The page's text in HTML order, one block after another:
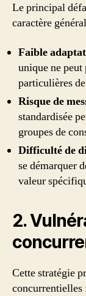
Le principal
caractère
Faible
unique ne peut
particulières
Risque de
standardisée
groupes de
Difficulté de
se démarquer
valeur
2.
Cette stratégie
concurrentielles